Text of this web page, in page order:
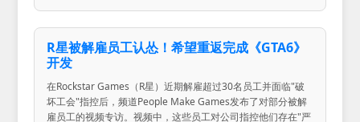
R星被解雇员工认怂！希望重返完成《GTA6》
开发
在Rockstar Games（R星）近期解雇超过30名员工并面临"破
坏工会"指控后，频道People Make Games发布了对部分被解
雇员工的视频专访。视频中，这些员工对公司指控他们存在"严